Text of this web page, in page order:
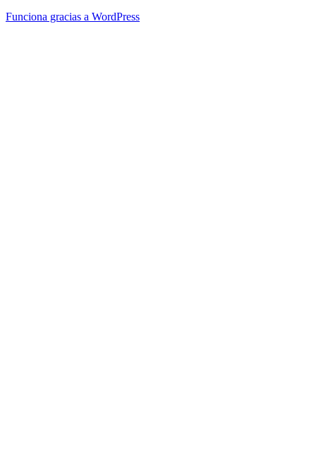
Funciona gracias a WordPress